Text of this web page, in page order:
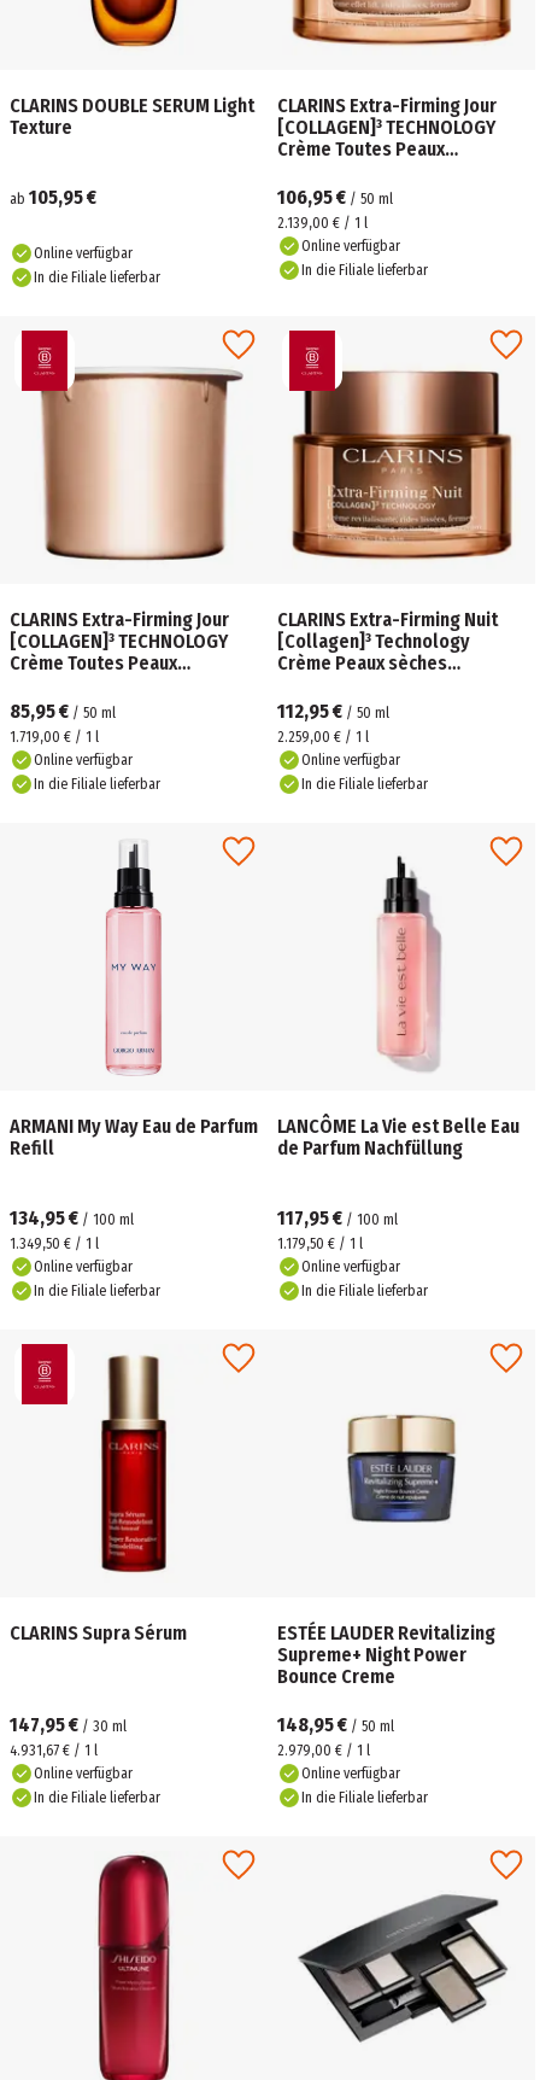
CLARINS DOUBLE SERUM Light
Texture
ab 105,95 €
Online verfügbar
In die Filiale lieferbar
CLARINS Extra-Firming Jour
[COLLAGEN]³ TECHNOLOGY
Crème Toutes Peaux
106,95 € / 50 ml
2.139,00 € / 1 l
Online verfügbar
In die Filiale lieferbar
CLARINS Extra-Firming Jour
[COLLAGEN]³ TECHNOLOGY
Crème Toutes Peaux
85,95 € / 50 ml
1.719,00 € / 1 l
Online verfügbar
In die Filiale lieferbar
CLARINS Extra-Firming Nuit
[Collagen]³ Technology
Crème Peaux sèches
112,95 € / 50 ml
2.259,00 € / 1 l
Online verfügbar
In die Filiale lieferbar
ARMANI My Way Eau de Parfum
Refill
134,95 € / 100 ml
1.349,50 € / 1 l
Online verfügbar
In die Filiale lieferbar
LANCÔME La Vie est Belle Eau
de Parfum Nachfüllung
117,95 € / 100 ml
1.179,50 € / 1 l
Online verfügbar
In die Filiale lieferbar
CLARINS Supra Sérum
147,95 € / 30 ml
4.931,67 € / 1 l
Online verfügbar
In die Filiale lieferbar
ESTÉE LAUDER Revitalizing
Supreme+ Night Power
Bounce Creme
148,95 € / 50 ml
2.979,00 € / 1 l
Online verfügbar
In die Filiale lieferbar